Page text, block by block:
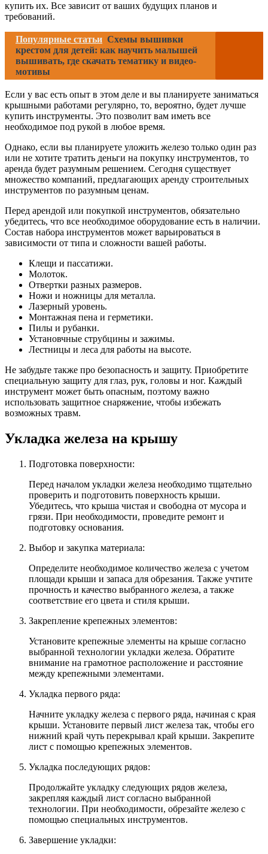
купить их. Все зависит от ваших будущих планов и
требований.
Популярные статьи Схемы вышивки
крестом для детей: как научить малышей
вышивать, где скачать тематику и видео-
мотивы
Если у вас есть опыт в этом деле и вы планируете заниматься
крышными работами регулярно, то, вероятно, будет лучше
купить инструменты. Это позволит вам иметь все
необходимое под рукой в любое время.
Однако, если вы планируете уложить железо только один раз
или не хотите тратить деньги на покупку инструментов, то
аренда будет разумным решением. Сегодня существует
множество компаний, предлагающих аренду строительных
инструментов по разумным ценам.
Перед арендой или покупкой инструментов, обязательно
убедитесь, что все необходимое оборудование есть в наличии.
Состав набора инструментов может варьироваться в
зависимости от типа и сложности вашей работы.
Клещи и пассатижи.
Молоток.
Отвертки разных размеров.
Ножи и ножницы для металла.
Лазерный уровень.
Монтажная пена и герметики.
Пилы и рубанки.
Установчные струбцины и зажимы.
Лестницы и леса для работы на высоте.
Не забудьте также про безопасность и защиту. Приобретите
специальную защиту для глаз, рук, головы и ног. Каждый
инструмент может быть опасным, поэтому важно
использовать защитное снаряжение, чтобы избежать
возможных травм.
Укладка железа на крышу
Подготовка поверхности:
Перед началом укладки железа необходимо тщательно
проверить и подготовить поверхность крыши.
Убедитесь, что крыша чистая и свободна от мусора и
грязи. При необходимости, проведите ремонт и
подготовку основания.
Выбор и закупка материала:
Определите необходимое количество железа с учетом
площади крыши и запаса для обрезания. Также учтите
прочность и качество выбранного железа, а также
соответствие его цвета и стиля крыши.
Закрепление крепежных элементов:
Установите крепежные элементы на крыше согласно
выбранной технологии укладки железа. Обратите
внимание на грамотное расположение и расстояние
между крепежными элементами.
Укладка первого ряда:
Начните укладку железа с первого ряда, начиная с края
крыши. Установите первый лист железа так, чтобы его
нижний край чуть перекрывал край крыши. Закрепите
лист с помощью крепежных элементов.
Укладка последующих рядов:
Продолжайте укладку следующих рядов железа,
закрепляя каждый лист согласно выбранной
технологии. При необходимости, обрезайте железо с
помощью специальных инструментов.
Завершение укладки: